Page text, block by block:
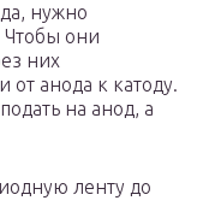
нужно
Чтобы они
них
от анода к катоду.
на анод, а
ленту до